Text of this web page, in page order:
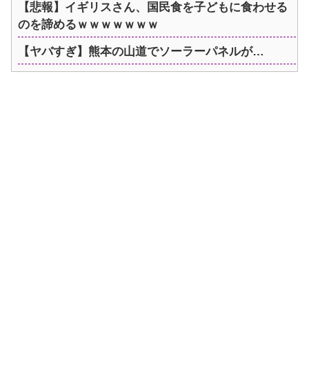
【悲報】イギリスさん、国民食を子どもに食わせる
のを諦めるｗｗｗｗｗｗｗ
【ヤバすぎ】熊本の山道でソーラーパネルが…